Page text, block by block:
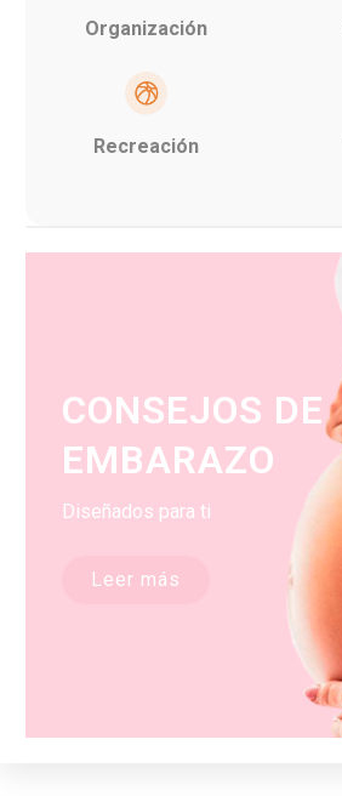
Organización
Recreación
CONSEJOS DE
EMBARAZO
Diseñados para ti
Leer más